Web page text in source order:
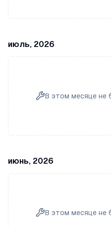
июль, 2026
В этом месяце не
июнь, 2026
В этом месяце не